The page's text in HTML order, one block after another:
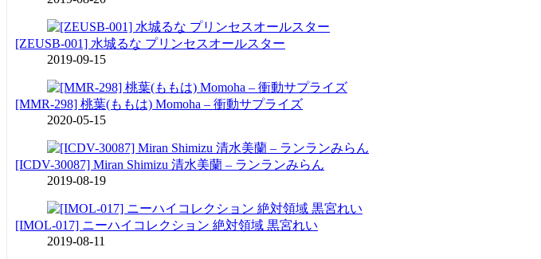
[ZEUSB-001] 水城るな プリンセスオールスター
2019-09-15
[MMR-298] 桃葉(ももは) Momoha – 衝動サプライズ
2020-05-15
[ICDV-30087] Miran Shimizu 清水美蘭 – ランランみらん
2019-08-19
[IMOL-017] ニーハイコレクション 絶対領域 黒宮れい
2019-08-11